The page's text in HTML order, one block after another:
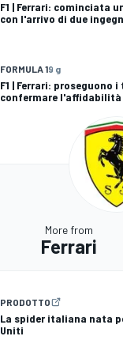
F1 | Ferrari: cominciata
con l'arrivo di due
FORMULA 19 g
F1 | Ferrari: proseguono
confermare l'affidabilità
More from
Ferrari
PRODOTTO
La spider italiana nata
Uniti